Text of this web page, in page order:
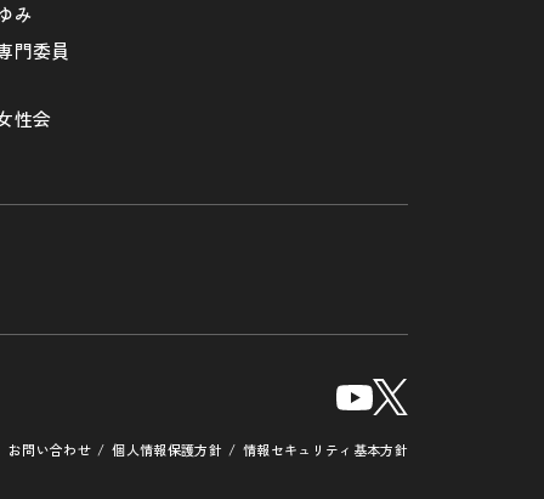
み
門委員
性会
お問い合わせ 個人情報保護方針 情報セキュリティ基本方針